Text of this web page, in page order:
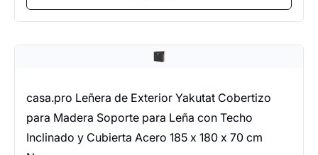
casa.pro Leñera de Exterior Yakutat Cobertizo
para Madera Soporte para Leña con Techo
Inclinado y Cubierta Acero 185 x 180 x 70 cm